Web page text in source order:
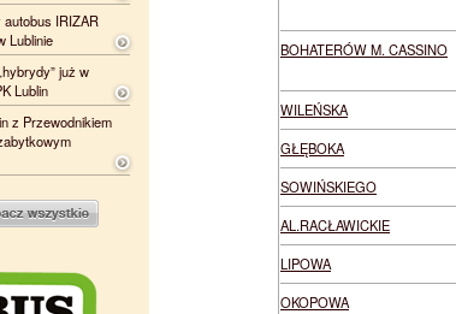
BOHATERÓW M. CASSINO
WILEŃSKA
GŁĘBOKA
SOWIŃSKIEGO
AL.RACŁAWICKIE
LIPOWA
OKOPOWA
IRIZAR
Lublinie
już w
Lublin
z Przewodnikiem